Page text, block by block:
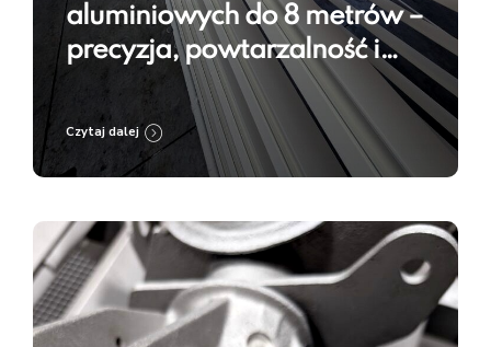
aluminiowych do 8 metrów –
precyzja, powtarzalność i
trwałość powłoki
Czytaj dalej